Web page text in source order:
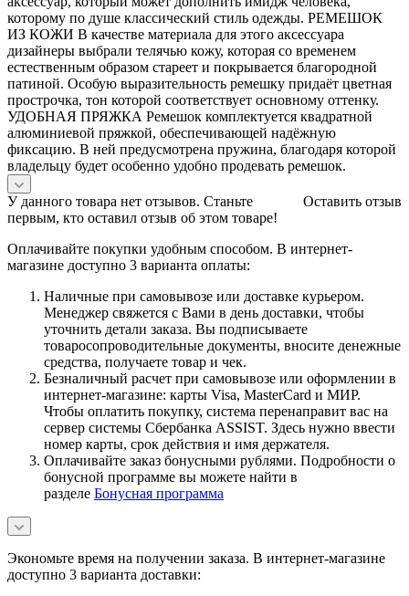
которому по душе классический стиль одежды. РЕМЕШОК
ИЗ КОЖИ В качестве материала для этого аксессуара
дизайнеры выбрали телячью кожу, которая со временем
естественным образом стареет и покрывается благородной
патиной. Особую выразительность ремешку придаёт цветная
прострочка, тон которой соответствует основному оттенку.
УДОБНАЯ ПРЯЖКА Ремешок комплектуется квадратной
алюминиевой пряжкой, обеспечивающей надёжную
фиксацию. В ней предусмотрена пружина, благодаря которой
владельцу будет особенно удобно продевать ремешок.
Оставить отзыв
У данного товара нет отзывов. Станьте
первым, кто оставил отзыв об этом товаре!
Оплачивайте покупки удобным способом. В интернет-
магазине доступно 3 варианта оплаты:
Наличные при самовывозе или доставке курьером.
Менеджер свяжется с Вами в день доставки, чтобы
уточнить детали заказа. Вы подписываете
товаросопроводительные документы, вносите денежные
средства, получаете товар и чек.
Безналичный расчет при самовывозе или оформлении в
интернет-магазине: карты Visa, MasterCard и МИР.
Чтобы оплатить покупку, система перенаправит вас на
сервер системы Сбербанка ASSIST. Здесь нужно ввести
номер карты, срок действия и имя держателя.
Оплачивайте заказ бонусными рублями. Подробности о
бонусной программе вы можете найти в
разделе Бонусная программа
Экономьте время на получении заказа. В интернет-магазине
доступно 3 варианта доставки: